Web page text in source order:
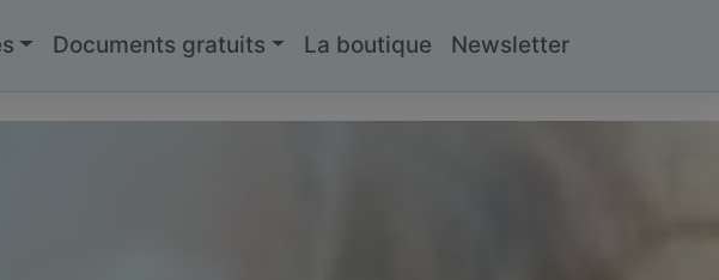
Documents gratuits La boutique Newsletter